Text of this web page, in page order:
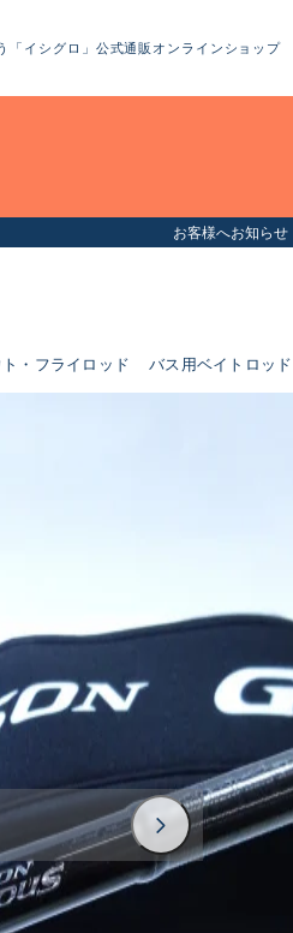
「イシグロ」公式通販オンラインショップ
お客様へお知らせ
・フライロッド バス用ベイトロッド